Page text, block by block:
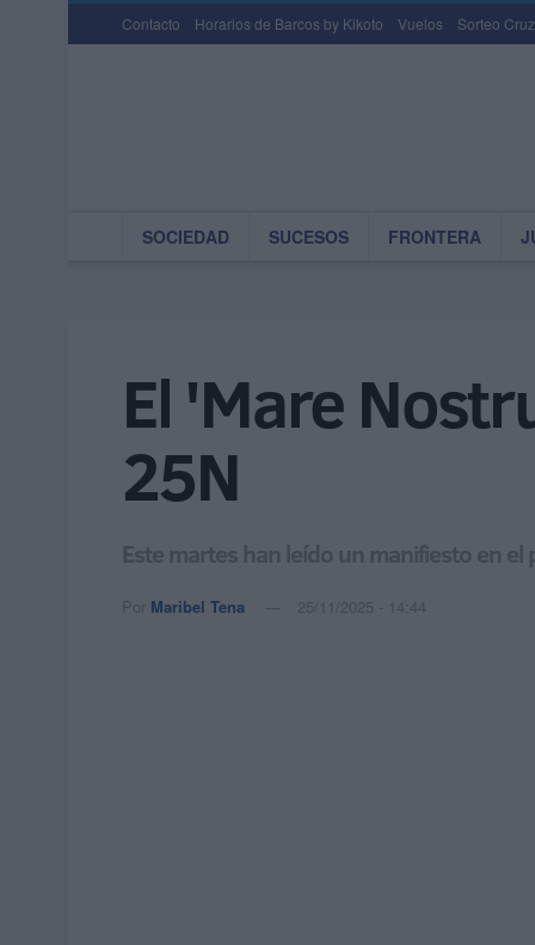
Contacto Horarios de Barcos by Kikoto Vuelos Sorteo
SOCIEDAD SUCESOS FRONTERA
El 'Mare
25N
Este martes han leído un manifiesto en
Por Maribel Tena 25/11/2025 - 14:44